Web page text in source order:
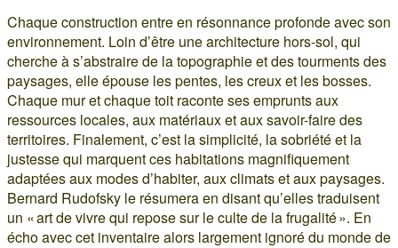
Chaque construction entre en résonnance profonde avec son
environnement. Loin d’être une architecture hors-sol, qui
cherche à s’abstraire de la topographie et des tourments des
paysages, elle épouse les pentes, les creux et les bosses.
Chaque mur et chaque toit raconte ses emprunts aux
ressources locales, aux matériaux et aux savoir-faire des
territoires. Finalement, c’est la simplicité, la sobriété et la
justesse qui marquent ces habitations magnifiquement
adaptées aux modes d’habiter, aux climats et aux paysages.
Bernard Rudofsky le résumera en disant qu’elles traduisent
un « art de vivre qui repose sur le culte de la frugalité ». En
écho avec cet inventaire alors largement ignoré du monde de